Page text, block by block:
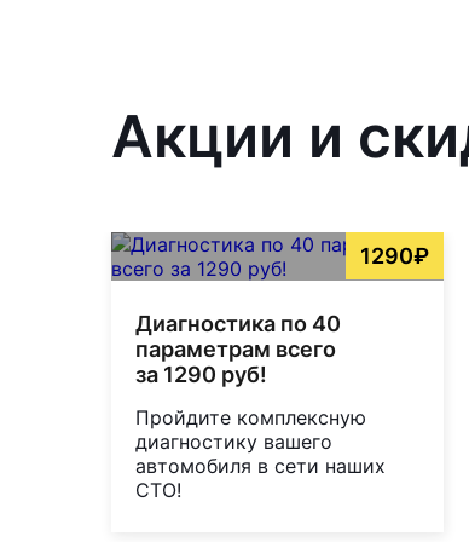
Акции и
1290₽
Диагностика по 40
параметрам всего
за 1290 руб!
Пройдите комплексную
диагностику вашего
автомобиля в сети наших
СТО!